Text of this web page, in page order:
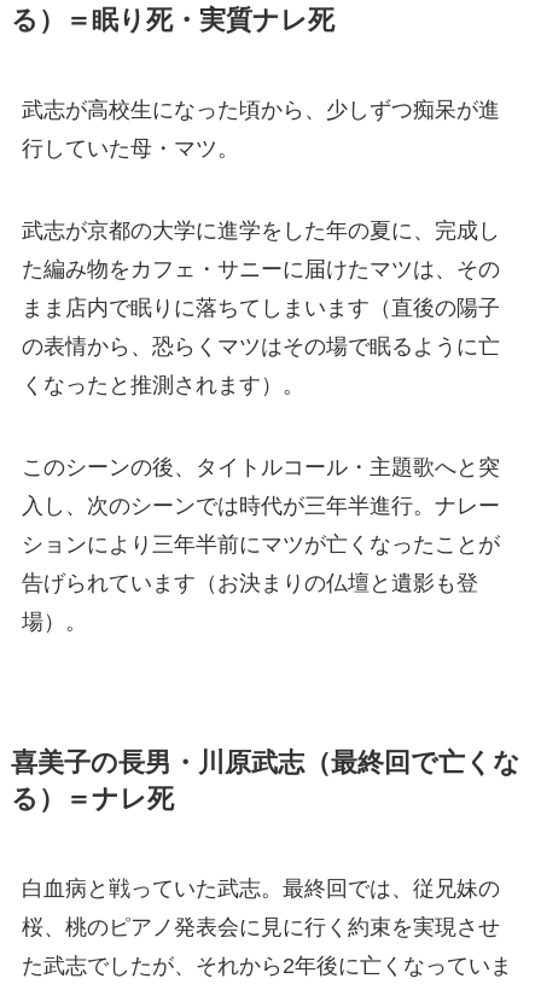
る）＝眠り死・実質ナレ死
武志が高校生になった頃から、少しずつ痴呆が進
行していた母・マツ。
武志が京都の大学に進学をした年の夏に、完成し
た編み物をカフェ・サニーに届けたマツは、その
まま店内で眠りに落ちてしまいます（直後の陽子
の表情から、恐らくマツはその場で眠るように亡
くなったと推測されます）。
このシーンの後、タイトルコール・主題歌へと突
入し、次のシーンでは時代が三年半進行。ナレー
ションにより三年半前にマツが亡くなったことが
告げられています（お決まりの仏壇と遺影も登
場）。
喜美子の長男・川原武志（最終回で亡くな
る）＝ナレ死
白血病と戦っていた武志。最終回では、従兄妹の
桜、桃のピアノ発表会に見に行く約束を実現させ
た武志でしたが、それから2年後に亡くなっていま